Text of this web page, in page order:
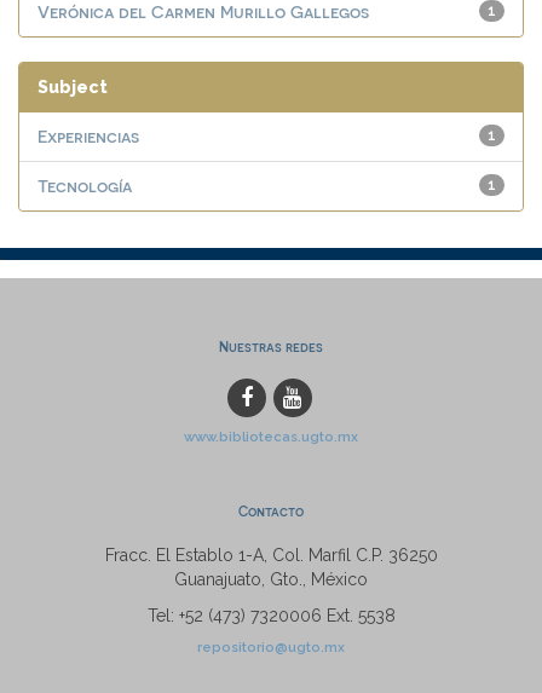
1
Verónica del Carmen Murillo Gallegos
Subject
1
Experiencias
1
Tecnología
Nuestras redes
www.bibliotecas.ugto.mx
Contacto
Fracc. El Establo 1-A, Col. Marfil C.P. 36250
Guanajuato, Gto., México
Tel: +52 (473) 7320006 Ext. 5538
repositorio@ugto.mx